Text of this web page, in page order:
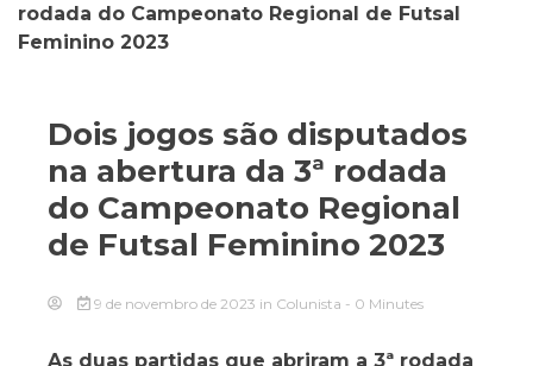
rodada do Campeonato Regional de Futsal
Feminino 2023
Dois jogos são disputados
na abertura da 3ª rodada
do Campeonato Regional
de Futsal Feminino 2023
9 de novembro de 2023 in Colunista - 0 Minutes
As duas partidas que abriram a 3ª rodada